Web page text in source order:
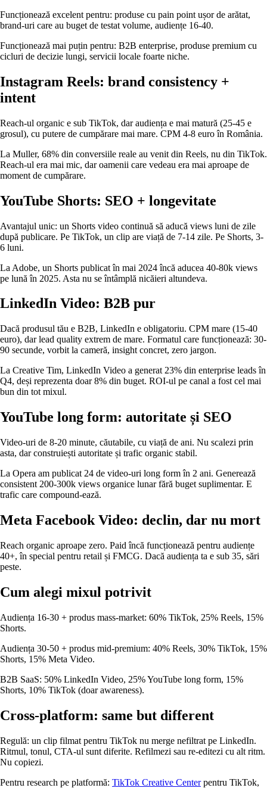
Funcționează excelent pentru: produse cu pain point ușor de arătat,
brand-uri care au buget de testat volume, audiențe 16-40.
Funcționează mai puțin pentru: B2B enterprise, produse premium cu
cicluri de decizie lungi, servicii locale foarte niche.
Instagram Reels: brand consistency +
intent
Reach-ul organic e sub TikTok, dar audiența e mai matură (25-45 e
grosul), cu putere de cumpărare mai mare. CPM 4-8 euro în România.
La Muller, 68% din conversiile reale au venit din Reels, nu din TikTok.
Reach-ul era mai mic, dar oamenii care vedeau era mai aproape de
moment de cumpărare.
YouTube Shorts: SEO + longevitate
Avantajul unic: un Shorts video continuă să aducă views luni de zile
după publicare. Pe TikTok, un clip are viață de 7-14 zile. Pe Shorts, 3-
6 luni.
La Adobe, un Shorts publicat în mai 2024 încă aducea 40-80k views
pe lună în 2025. Asta nu se întâmplă nicăieri altundeva.
LinkedIn Video: B2B pur
Dacă produsul tău e B2B, LinkedIn e obligatoriu. CPM mare (15-40
euro), dar lead quality extrem de mare. Formatul care funcționează: 30-
90 secunde, vorbit la cameră, insight concret, zero jargon.
La Creative Tim, LinkedIn Video a generat 23% din enterprise leads în
Q4, deși reprezenta doar 8% din buget. ROI-ul pe canal a fost cel mai
bun din tot mixul.
YouTube long form: autoritate și SEO
Video-uri de 8-20 minute, căutabile, cu viață de ani. Nu scalezi prin
asta, dar construiești autoritate și trafic organic stabil.
La Opera am publicat 24 de video-uri long form în 2 ani. Generează
consistent 200-300k views organice lunar fără buget suplimentar. E
trafic care compound-ează.
Meta Facebook Video: declin, dar nu mort
Reach organic aproape zero. Paid încă funcționează pentru audiențe
40+, în special pentru retail și FMCG. Dacă audiența ta e sub 35, sări
peste.
Cum alegi mixul potrivit
Audiența 16-30 + produs mass-market: 60% TikTok, 25% Reels, 15%
Shorts.
Audiența 30-50 + produs mid-premium: 40% Reels, 30% TikTok, 15%
Shorts, 15% Meta Video.
B2B SaaS: 50% LinkedIn Video, 25% YouTube long form, 15%
Shorts, 10% TikTok (doar awareness).
Cross-platform: same but different
Regulă: un clip filmat pentru TikTok nu merge nefiltrat pe LinkedIn.
Ritmul, tonul, CTA-ul sunt diferite. Refilmezi sau re-editezi cu alt ritm.
Nu copiezi.
Pentru research pe platformă: TikTok Creative Centerpentru TikTok,